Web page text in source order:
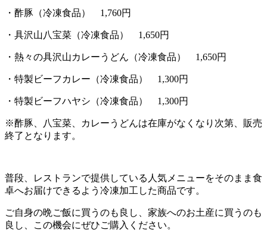
・酢豚（冷凍食品） 1,760円
・具沢山八宝菜（冷凍食品） 1,650円
・熱々の具沢山カレーうどん（冷凍食品） 1,650円
・特製ビーフカレー（冷凍食品） 1,300円
・特製ビーフハヤシ（冷凍食品） 1,300円
※酢豚、八宝菜、カレーうどんは在庫がなくなり次第、販売
終了となります。
普段、レストランで提供している人気メニューをそのまま食
卓へお届けできるよう冷凍加工した商品です。
ご自身の晩ご飯に買うのも良し、家族へのお土産に買うのも
良し、この機会にぜひご購入ください。